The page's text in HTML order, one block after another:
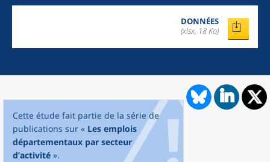
DONNÉES
(xlsx, 18 Ko)
Cette étude fait partie de la série de
publications sur « Les emplois
départementaux par secteur
d’activité ».